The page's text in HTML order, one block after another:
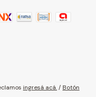
ingresá acá./ Botón